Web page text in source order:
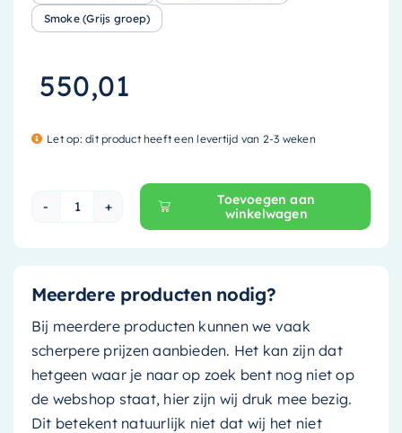
Smoke (Grijs groep)
550,01
Let op: dit product heeft een levertijd van 2-3 weken
Mondiaz EASY Nis - 89.5x29.5cm - solid
Toevoegen aan
winkelwagen
Meerdere producten nodig?
Bij meerdere producten kunnen we vaak
scherpere prijzen aanbieden. Het kan zijn dat
hetgeen waar je naar op zoek bent nog niet op
de webshop staat, hier zijn wij druk mee bezig.
Dit betekent natuurlijk niet dat wij het niet